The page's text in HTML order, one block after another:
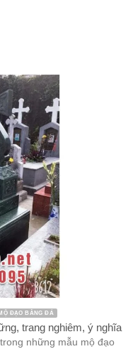
ĐẠO BẰNG ĐÁ
trang nghiêm, ý nghĩa
những mẫu mộ đạo